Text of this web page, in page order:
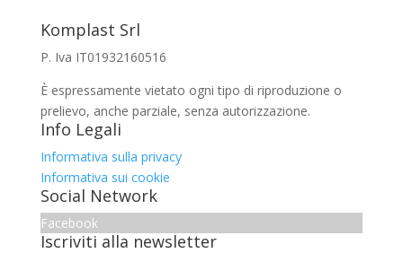
Komplast Srl
P. Iva IT01932160516
È espressamente vietato ogni tipo di riproduzione o
prelievo, anche parziale, senza autorizzazione.
Info Legali
Informativa sulla privacy
Informativa sui cookie
Social Network
Facebook
Iscriviti alla newsletter